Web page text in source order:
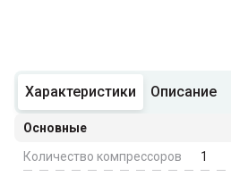
Характеристики Описание
Основные
Количество компрессоров
1